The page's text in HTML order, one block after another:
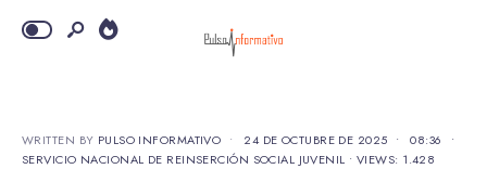
WRITTEN BY PULSO INFORMATIVO • 24 DE OCTUBRE DE 2025 • 08:36
•
SERVICIO NACIONAL DE REINSERCIÓN SOCIAL JUVENIL •VIEWS: 1.428